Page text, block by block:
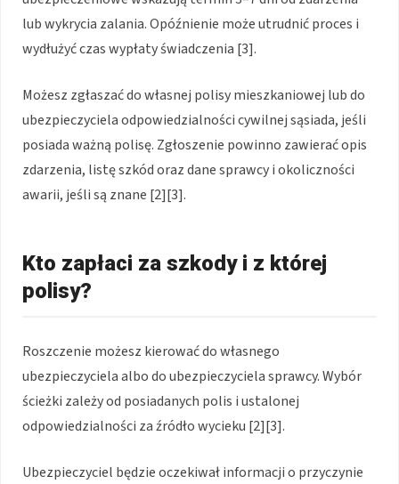
lub wykrycia zalania. Opóźnienie może utrudnić proces i
wydłużyć czas wypłaty świadczenia [3].
Możesz zgłaszać do własnej polisy mieszkaniowej lub do
ubezpieczyciela odpowiedzialności cywilnej sąsiada, jeśli
posiada ważną polisę. Zgłoszenie powinno zawierać opis
zdarzenia, listę szkód oraz dane sprawcy i okoliczności
awarii, jeśli są znane [2][3].
Kto zapłaci za szkody i z której
polisy?
Roszczenie możesz kierować do własnego
ubezpieczyciela albo do ubezpieczyciela sprawcy. Wybór
ścieżki zależy od posiadanych polis i ustalonej
odpowiedzialności za źródło wycieku [2][3].
Ubezpieczyciel będzie oczekiwał informacji o przyczynie